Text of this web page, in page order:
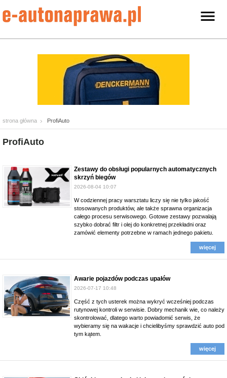
strona główna ProfiAuto
ProfiAuto
Zestawy do obsługi popularnych automatycznych
skrzyń biegów
2026-08-04 10:07
W codziennej pracy warsztatu liczy się nie tylko jakość
stosowanych produktów, ale także sprawna organizacja
całego procesu serwisowego. Gotowe zestawy pozwalają
szybko dobrać filtr i olej do konkretnej przekładni oraz
zamówić elementy potrzebne w ramach jednego pakietu.
więcej
Awarie pojazdów podczas upałów
2026-07-17 10:48
Część z tych usterek można wykryć wcześniej podczas
rutynowej kontroli w serwisie. Dobry mechanik wie, co należy
skontrolować, dlatego warto powiadomić serwis, że
wybieramy się na wakacje i chcielibyśmy sprawdzić auto pod
tym kątem.
więcej